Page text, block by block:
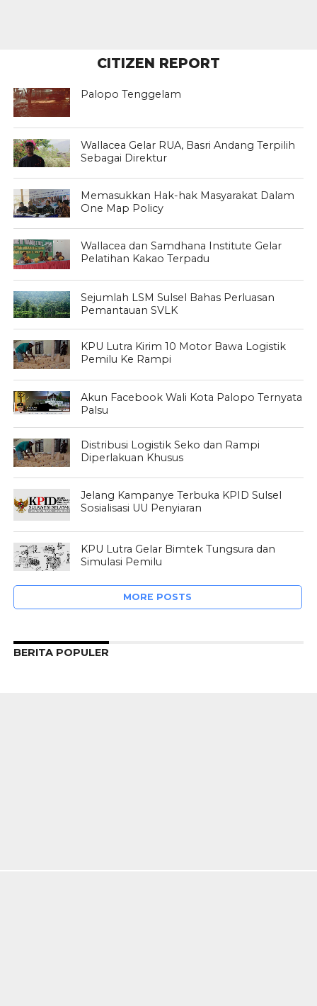
CITIZEN REPORT
Palopo Tenggelam
Wallacea Gelar RUA, Basri Andang Terpilih
Sebagai Direktur
Memasukkan Hak-hak Masyarakat Dalam
One Map Policy
Wallacea dan Samdhana Institute Gelar
Pelatihan Kakao Terpadu
Sejumlah LSM Sulsel Bahas Perluasan
Pemantauan SVLK
KPU Lutra Kirim 10 Motor Bawa Logistik
Pemilu Ke Rampi
Akun Facebook Wali Kota Palopo Ternyata
Palsu
Distribusi Logistik Seko dan Rampi
Diperlakuan Khusus
Jelang Kampanye Terbuka KPID Sulsel
Sosialisasi UU Penyiaran
KPU Lutra Gelar Bimtek Tungsura dan
Simulasi Pemilu
MORE POSTS
BERITA POPULER